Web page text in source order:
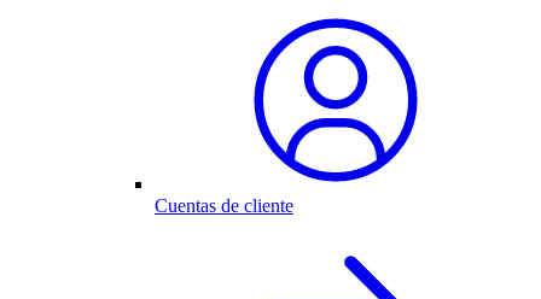
Cuentas de cliente